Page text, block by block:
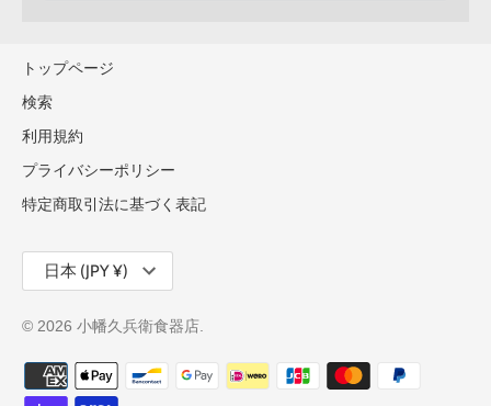
トップページ
検索
利用規約
プライバシーポリシー
特定商取引法に基づく表記
貨
日本 (JPY ¥)
© 2026 小幡久兵衛食器店.